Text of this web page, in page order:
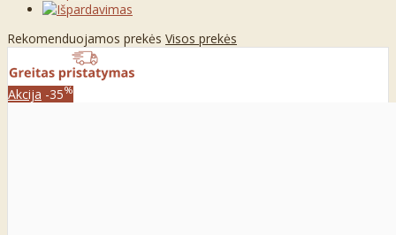
Rekomenduojamos prekės Visos prekės
Akcija -35%